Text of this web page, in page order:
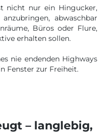
nicht nur ein Hingucker,
abwaschbar
Büros oder Flure,
erhalten sollen.
nie endenden Highways
Fenster zur Freiheit.
– langlebig,